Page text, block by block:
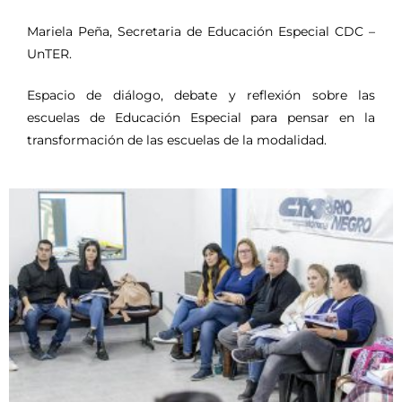
Mariela Peña, Secretaria de Educación Especial CDC –
UnTER.
Espacio de diálogo, debate y reflexión sobre las
escuelas de Educación Especial para pensar en la
transformación de las escuelas de la modalidad.